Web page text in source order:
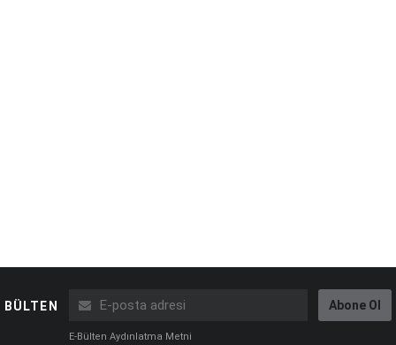
BÜLTEN Abone Ol
E-Bülten Aydınlatma Metni